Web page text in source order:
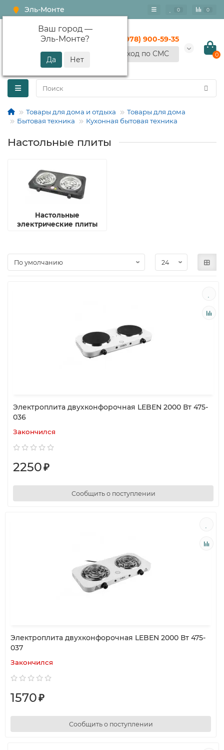
Эль-Монте
Ваш город —
Эль-Монте?
0 0
+7 (978) 900-59-35
Вход по СМС
0
Товары для дома и отдыха
Товары для дома
Бытовая техника
Кухонная бытовая техника
Настольные плиты
Настольные
электрические плиты
Электроплита двухконфорочная LEBEN 2000 Вт 475-
036
Закончился
2250₽
Сообщить о поступлении
Электроплита двухконфорочная LEBEN 2000 Вт 475-
037
Закончился
1570₽
Сообщить о поступлении